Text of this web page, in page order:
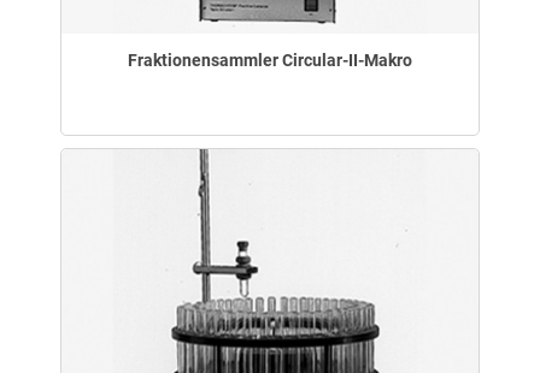
Fraktionensammler Circular-II-Makro